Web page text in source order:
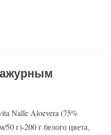
ажурным
Nalle Aloevera (75%
г)-200 г белого цвета,